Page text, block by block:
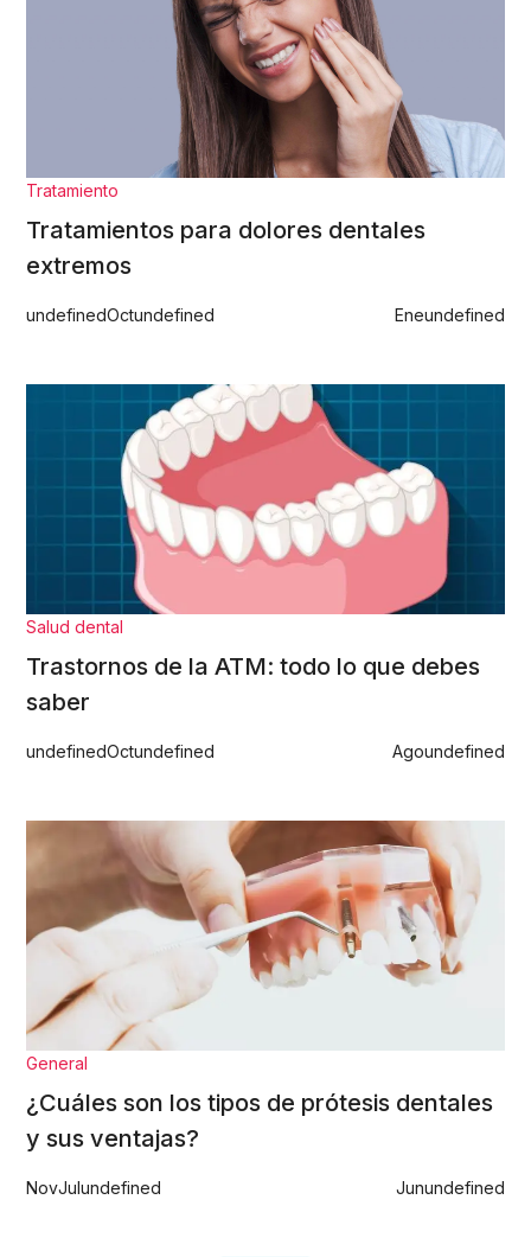
Tratamiento
Tratamientos para dolores dentales
extremos
undefinedOctundefined Eneundefined
Salud dental
Trastornos de la ATM: todo lo que debes
saber
undefinedOctundefined Agoundefined
General
¿Cuáles son los tipos de prótesis dentales
y sus ventajas?
NovJulundefined Junundefined